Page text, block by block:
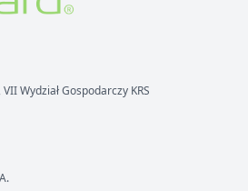
Wydział Gospodarczy KRS